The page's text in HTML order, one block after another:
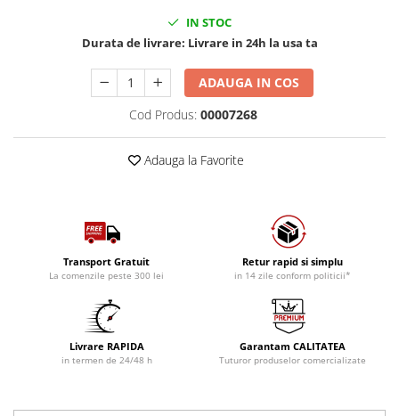
IN STOC
Durata de livrare: Livrare in 24h la usa ta
ADAUGA IN COS
Cod Produs: 00007268
Adauga la Favorite
Transport Gratuit
La comenzile peste 300 lei
Retur rapid si simplu
in 14 zile conform politicii*
Livrare RAPIDA
in termen de 24/48 h
Garantam CALITATEA
Tuturor produselor comercializate